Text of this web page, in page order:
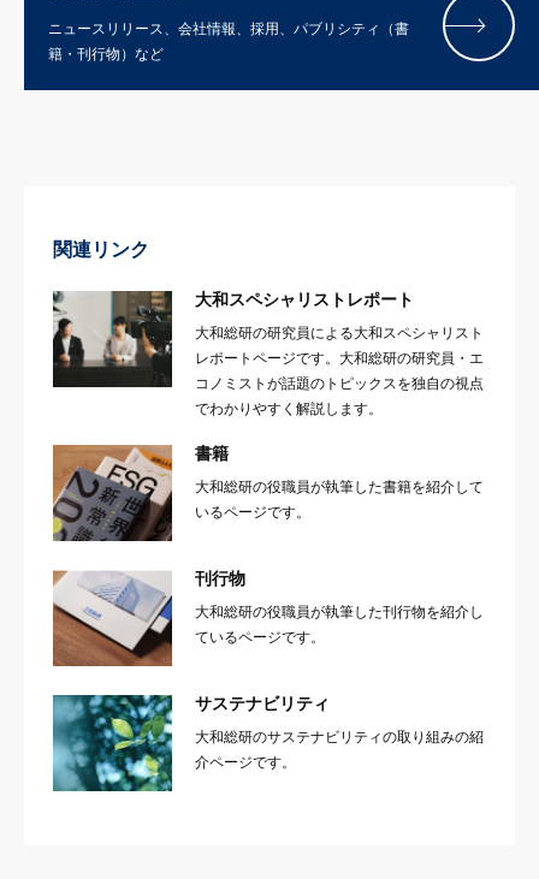
ニュースリリース、会社情報、採用、パブリシティ（書
籍・刊行物）など
関連リンク
大和スペシャリストレポート
大和総研の研究員による大和スペシャリスト
レポートページです。大和総研の研究員・エ
コノミストが話題のトピックスを独自の視点
でわかりやすく解説します。
書籍
大和総研の役職員が執筆した書籍を紹介して
いるページです。
刊行物
大和総研の役職員が執筆した刊行物を紹介し
ているページです。
サステナビリティ
大和総研のサステナビリティの取り組みの紹
介ページです。